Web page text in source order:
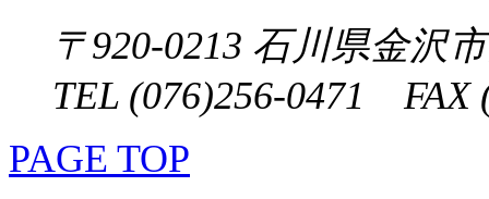
〒920-0213 石川県金沢
TEL (076)256-0471 FAX
PAGE TOP